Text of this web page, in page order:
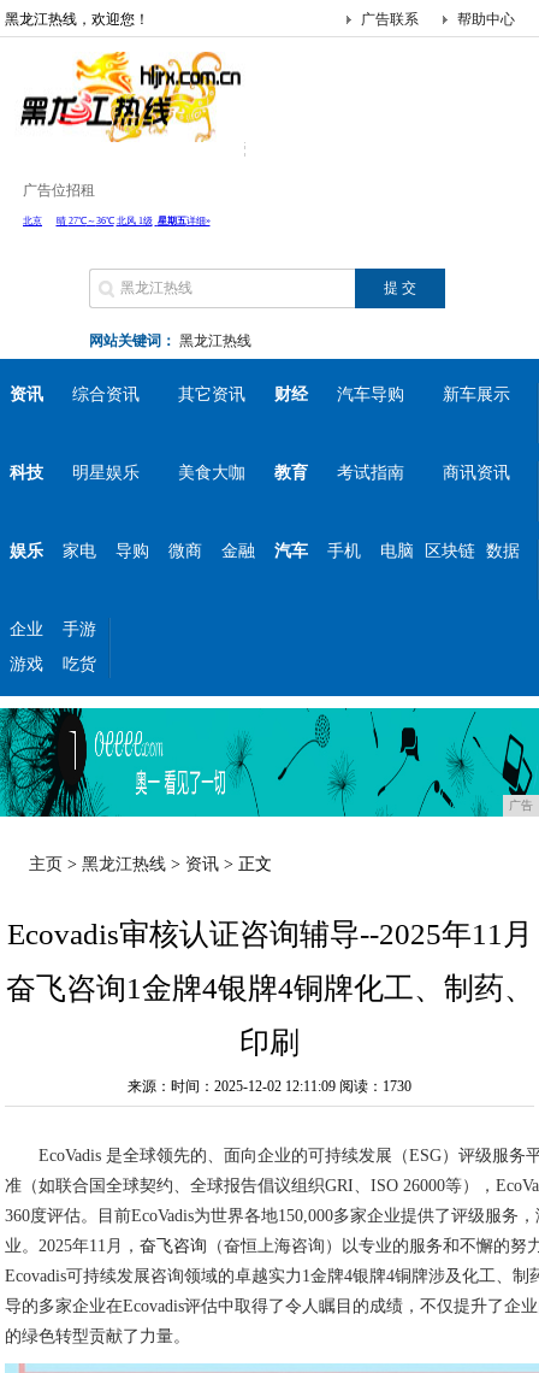
黑龙江热线，欢迎您！ 帮助中心
广告联系
广告位招租
网站关键词： 黑龙江热线
资讯 综合资讯 其它资讯 财经 汽车导购 新车展示
科技 明星娱乐 美食大咖 教育 考试指南 商讯资讯
娱乐 家电 导购 微商 金融 汽车 手机 电脑 区块链 数据
企业
手游
游戏
吃货
广告
主页 >黑龙江热线 > 资讯 > 正文
Ecovadis审核认证咨询辅导--2025年11月
奋飞咨询1金牌4银牌4铜牌化工、制药、
印刷
来源：时间：2025-12-02 12:11:09 阅读：1730
EcoVadis 是全球领先的、面向企业的可持续发展（ESG）评级服务
准（如联合国全球契约、全球报告倡议组织GRI、ISO 26000等），
360度评估。目前EcoVadis为世界各地150,000多家企业提供了评级服务
业。2025年11月，奋飞咨询 （奋恒上海咨询）以专业的服务和不懈的努
Ecovadis可持续发展咨询领域的卓越实力1金牌4银牌4铜牌涉及化工、
导的多家企业在Ecovadis评估中取得了令人瞩目的成绩，不仅提升了企
的绿色转型贡献了力量。